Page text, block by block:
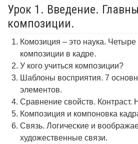
Урок 1. Введение.
композиции.
Комозиция – это наука.
композиции в кадре.
У кого учиться композиции?
Шаблоны восприятия. 7
элементов.
Сравнение свойств. Контраст.
Композиция и компоновка
Связь. Логические и
художественные связи.